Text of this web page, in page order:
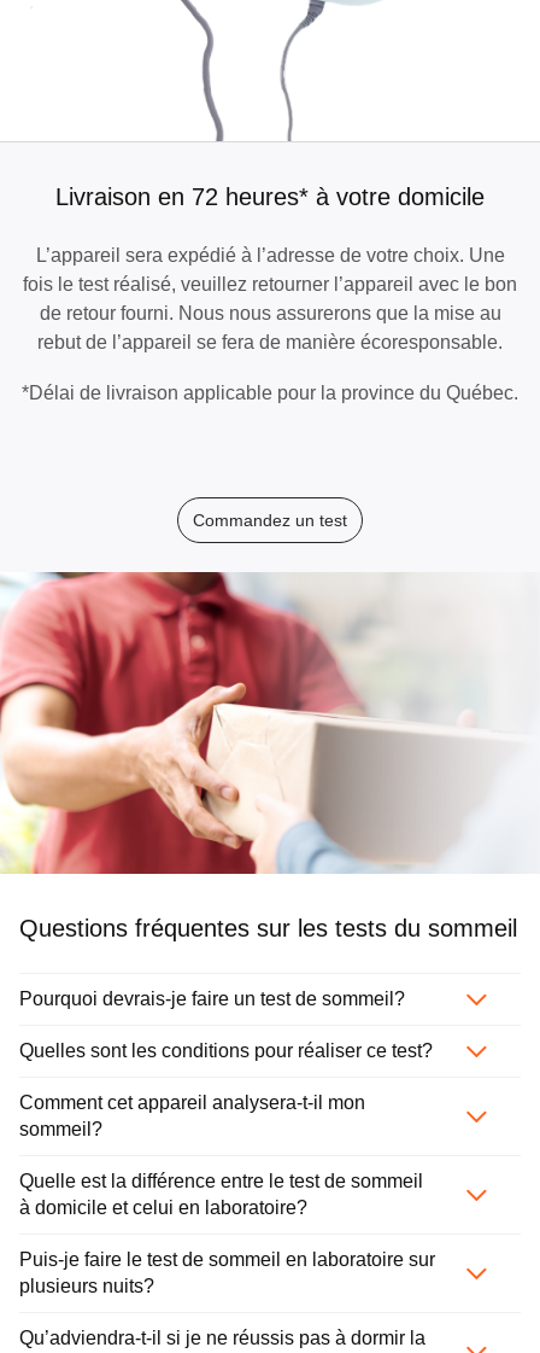
Livraison en 72 heures* à votre domicile
L’appareil sera expédié à l’adresse de votre choix. Une
fois le test réalisé, veuillez retourner l’appareil avec le bon
de retour fourni. Nous nous assurerons que la mise au
rebut de l’appareil se fera de manière écoresponsable.
*Délai de livraison applicable pour la province du Québec.
Commandez un test
Questions fréquentes sur les tests du sommeil
Pourquoi devrais-je faire un test de sommeil?
Quelles sont les conditions pour réaliser ce test?
Comment cet appareil analysera-t-il mon
sommeil?
Quelle est la différence entre le test de sommeil
à domicile et celui en laboratoire?
Puis-je faire le test de sommeil en laboratoire sur
plusieurs nuits?
Qu’adviendra-t-il si je ne réussis pas à dormir la